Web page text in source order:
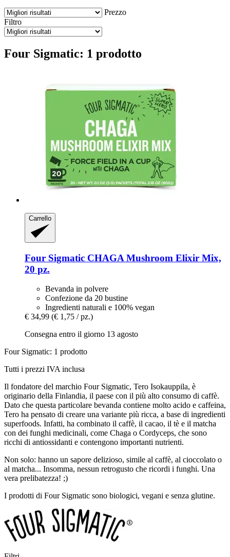
Prezzo
Filtro
Four Sigmatic: 1 prodotto
Carrello
Four Sigmatic CHAGA Mushroom Elixir Mix,
20 pz.
Bevanda in polvere
Confezione da 20 bustine
Ingredienti naturali e 100% vegan
€ 34,99 (€ 1,75 / pz.)
Consegna entro il giorno 13 agosto
Four Sigmatic: 1 prodotto
Tutti i prezzi IVA inclusa
Il fondatore del marchio Four Sigmatic, Tero Isokauppila, è
originario della Finlandia, il paese con il più alto consumo di caffè.
Dato che questa particolare bevanda contiene molto acido e caffeina,
Tero ha pensato di creare una variante più ricca, a base di ingredienti
superfoods. Infatti, ha combinato il caffè, il cacao, il tè e il matcha
con dei funghi medicinali, come Chaga o Cordyceps, che sono
ricchi di antiossidanti e contengono importanti nutrienti.
Non solo: hanno un sapore delizioso, simile al caffè, al cioccolato o
al matcha... Insomma, nessun retrogusto che ricordi i funghi. Una
vera prelibatezza! ;)
I prodotti di Four Sigmatic sono biologici, vegani e senza glutine.